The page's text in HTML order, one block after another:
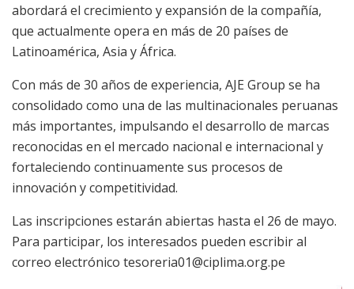
abordará el crecimiento y expansión de la compañía,
que actualmente opera en más de 20 países de
Latinoamérica, Asia y África.
Con más de 30 años de experiencia, AJE Group se ha
consolidado como una de las multinacionales peruanas
más importantes, impulsando el desarrollo de marcas
reconocidas en el mercado nacional e internacional y
fortaleciendo continuamente sus procesos de
innovación y competitividad.
Las inscripciones estarán abiertas hasta el 26 de mayo.
Para participar, los interesados pueden escribir al
correo electrónico tesoreria01@ciplima.org.pe